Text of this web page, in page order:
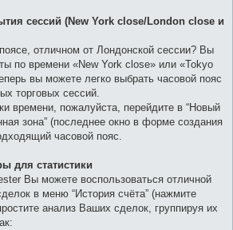
сессий (New York close/London close и
отличном от Лондонской сессии? Вы
по времени «New York close» или «Tokyo
вы можете легко выбрать часовой пояс
торговых сессий.
времени, пожалуйста, перейдите в “Новый
зона” (последнее окно в форме создания
часовой пояс.
для статистики
Вы можете воспользоваться отличной
в меню “История счёта” (нажмите
анализ Ваших сделок, группируя их